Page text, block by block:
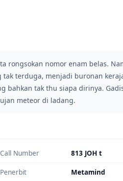
rongsokan nomor enam belas.
tak terduga, menjadi buronan
bahkan tak thu siapa dirinya.
meteor di ladang.
Call Number 813 JOH t
Penerbit Metamind